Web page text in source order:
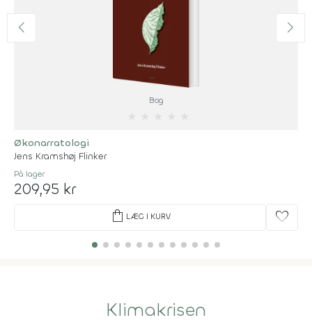
Bog
Økonarratologi
Jens Kramshøj Flinker
På lager
209,95 kr
shopping_bag LÆG I KURV favorite
Klimakrisen